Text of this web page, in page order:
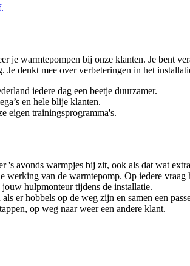
je warmtepompen bij onze klanten. Je bent
Je denkt mee over verbeteringen in het
iedere dag een beetje duurzamer.
en hele blije klanten.
eigen trainingsprogramma's.
's avonds warmpjes bij zit, ook als dat wat
werking van de warmtepomp. Op iedere vraag
hulpmonteur tijdens de installatie.
er hobbels op de weg zijn en samen een
op weg naar weer een andere klant.